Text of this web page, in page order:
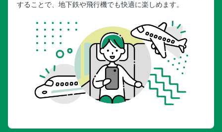
することで、地下鉄や飛行機でも快適に楽しめます。